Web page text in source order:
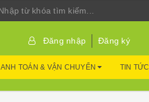
Đăng nhập Đăng ký
TOÁN & VẬN CHUYỂN TIN TỨC